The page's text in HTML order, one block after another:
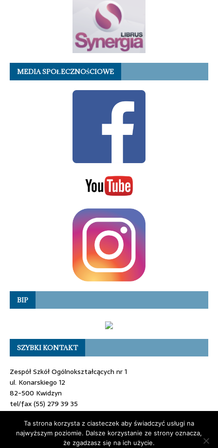
MEDIA SPOŁECZNOŚCIOWE
BIP
SZYBKI KONTAKT
Zespół Szkół Ogólnokształcących nr 1
ul. Konarskiego 12
82-500 Kwidzyn
tel/fax (55) 279 39 35
e-mail: sekretariat@zsokwidzyn.pl
Ta strona korzysta z ciasteczek aby świadczyć usługi na
najwyższym poziomie. Dalsze korzystanie ze strony oznacza,
że zgadzasz się na ich użycie.